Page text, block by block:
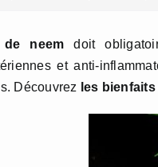
de neem doit
et anti-
Découvrez les